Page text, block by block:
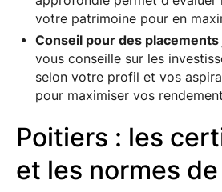
votre patrimoine pour en
Conseil pour des
vous conseille sur les
selon votre profil et vos
pour maximiser vos
Poitiers : les
et les normes